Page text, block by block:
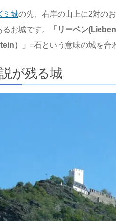
ミ城の先、右岸の山上に2対の
るお城です。
「リーベン
）」 =石という意味の城を合
が残る城